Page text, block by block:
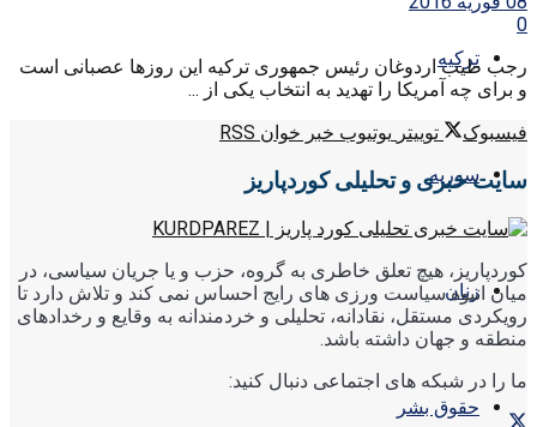
ترکیه
سوریه
زنان
حقوق بشر
0
رجب طیب اردوغان رئیس جمهوری ترکیه این روزها عصبانی است
و برای چه آمریکا را تهدید به انتخاب یکی از ...
فیسبوک
توییتر یوتیوب خبر خوان RSS
سایت خبری و تحلیلی کوردپاریز
کوردپاریز، هیچ تعلق خاطری به گروه، حزب و یا جریان سیاسی، در
میان انبوه سیاست ورزی های رایج احساس نمی کند و تلاش دارد تا
رویکردی مستقل، نقادانه، تحلیلی و خردمندانه به وقایع و رخدادهای
منطقه و جهان داشته باشد.
ما را در شبکه های اجتماعی دنبال کنید: